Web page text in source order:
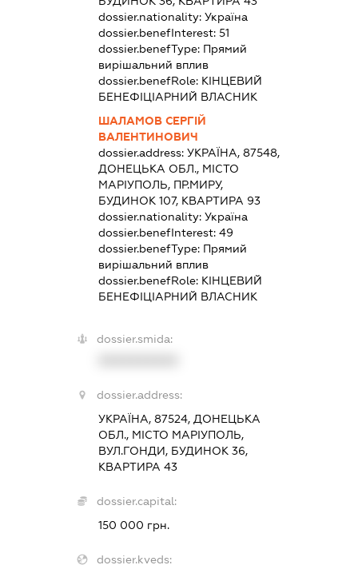
dossier.nationality:Україна
dossier.benefInterest:51
dossier.benefType: Прямий
вирішальний вплив
dossier.benefRole: КІНЦЕВИЙ
БЕНЕФІЦІАРНИЙ ВЛАСНИК
ШАЛАМОВ СЕРГІЙ
ВАЛЕНТИНОВИЧ
dossier.address:УКРАЇНА, 87548,
ДОНЕЦЬКА ОБЛ., МІСТО
МАРІУПОЛЬ, ПР.МИРУ,
БУДИНОК 107, КВАРТИРА 93
dossier.nationality:Україна
dossier.benefInterest:49
dossier.benefType: Прямий
вирішальний вплив
dossier.benefRole: КІНЦЕВИЙ
БЕНЕФІЦІАРНИЙ ВЛАСНИК
dossier.smida:
dossier.address:
УКРАЇНА, 87524, ДОНЕЦЬКА
ОБЛ., МІСТО МАРІУПОЛЬ,
ВУЛ.ГОНДИ, БУДИНОК 36,
КВАРТИРА 43
dossier.capital:
150 000 грн.
dossier.kveds: